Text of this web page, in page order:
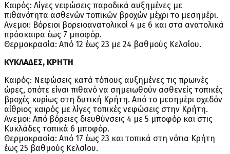
Καιρός: Λίγες νεφώσεις παροδικά αυξημένες με
πιθανότητα ασθενών τοπικών βροχών μέχρι το μεσημέρι.
Ανεμοι: Βόρειοι βορειοανατολικοί 4 με 6 και στα ανατολικά
πρόσκαιρα έως 7 μποφόρ.
Θερμοκρασία: Από 12 έως 23 με 24 βαθμούς Κελσίου.
ΚΥΚΛΑΔΕΣ, ΚΡΗΤΗ
Καιρός: Νεφώσεις κατά τόπους αυξημένες τις πρωινές
ώρες, οπότε είναι πιθανό να σημειωθούν ασθενείς τοπικές
βροχές κυρίως στη δυτική Κρήτη. Από το μεσημέρι σχεδόν
αίθριος καιρός με λίγες τοπικές νεφώσεις στην Κρήτη.
Ανεμοι: Από βόρειες διευθύνσεις 4 με 5 μποφόρ και στις
Κυκλάδες τοπικά 6 μποφόρ.
Θερμοκρασία: Από 17 έως 23 και τοπικά στη νότια Κρήτη
έως 25 βαθμούς Κελσίου.